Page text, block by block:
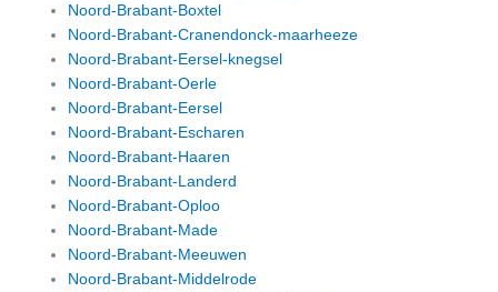
Noord-Brabant-Boxtel
Noord-Brabant-Cranendonck-maarheeze
Noord-Brabant-Eersel-knegsel
Noord-Brabant-Oerle
Noord-Brabant-Eersel
Noord-Brabant-Escharen
Noord-Brabant-Haaren
Noord-Brabant-Landerd
Noord-Brabant-Oploo
Noord-Brabant-Made
Noord-Brabant-Meeuwen
Noord-Brabant-Middelrode